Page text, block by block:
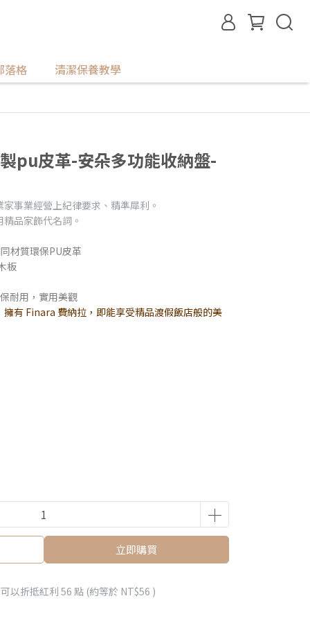
落格 清潔保養教學
pu皮革-安朵多功能收納盤-
事業經營上紀律要求、精準犀利。
品家飾代名詞。
材質環保PU皮革
板
耐用，實用美觀
有 Finara 費納拉，即能享受精品渡假飯店般的美
立即購買
以折抵紅利 56 點 (約等於 NT$56 )